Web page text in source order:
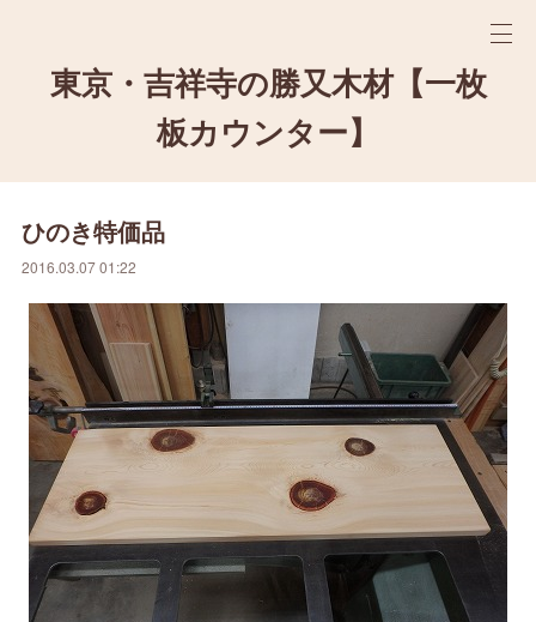
東京・吉祥寺の勝又木材【一枚
板カウンター】
ひのき特価品
2016.03.07 01:22